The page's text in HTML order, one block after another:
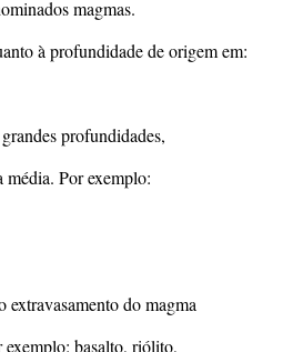
magmas.
à profundidade de origem em:
profundidades,
média. Por exemplo:
extravasamento do magma
exemplo: basalto, riólito,